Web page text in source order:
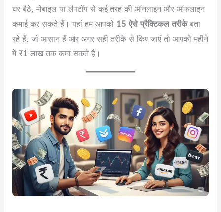
घर बैठे, मोबाइल या लैपटॉप से कई तरह की ऑनलाइन और ऑफलाइन
कमाई कर सकते हैं। यहां हम आपको 15 ऐसे प्रैक्टिकल तरीकेबता
रहे हैं, जो आसान हैं और अगर सही तरीके से किए जाएं तो आपको महीने
में ₹1 लाख तक कमा सकते हैं।